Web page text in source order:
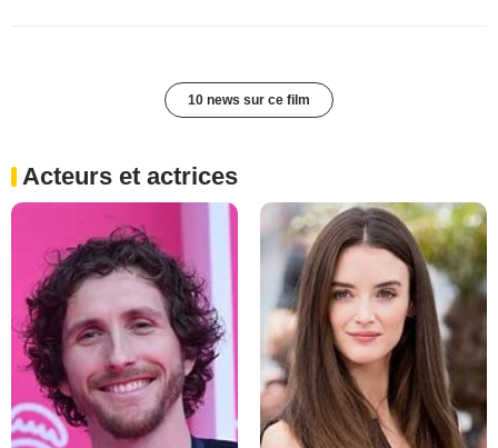
10 news sur ce film
Acteurs et actrices